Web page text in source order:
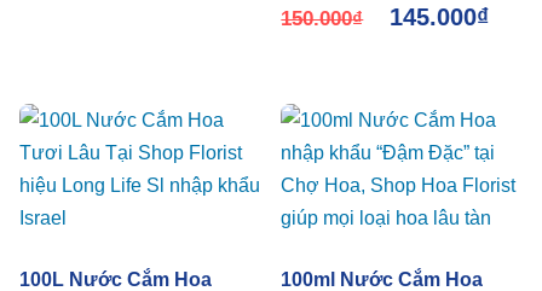
(Chai Nhỏ 100ml) Cho
150.000₫ 145.000₫
100L Nước Cắm Hoa
100ml Nước Cắm Hoa